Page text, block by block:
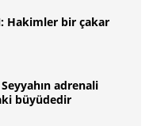
Hakimler bir çakar
adrenali
büyüdedir